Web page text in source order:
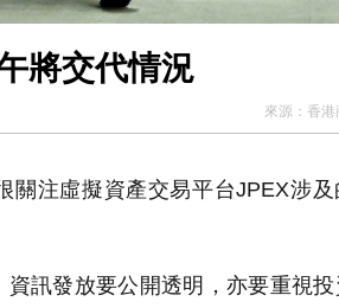
將交代情況
來源： 香港
注虛擬資產交易平台JPEX涉及
訊發放要公開透明，亦要重視投